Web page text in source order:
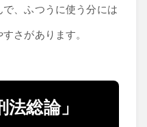
、ふつうに使う分には
さがあります。
総論」